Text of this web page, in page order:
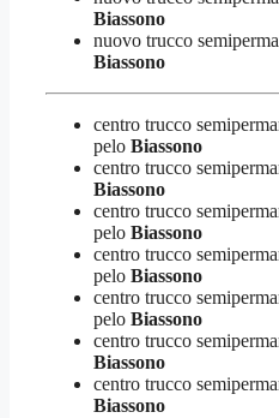
Biassono
nuovo trucco
Biassono
centro trucco
pelo Biassono
centro trucco
Biassono
centro trucco
pelo Biassono
centro trucco
pelo Biassono
centro trucco
pelo Biassono
centro trucco
Biassono
centro trucco
Biassono